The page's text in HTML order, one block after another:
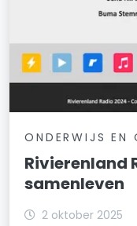
ONDERWIJS EN
Rivierenland
samenleven
2 oktober 2025